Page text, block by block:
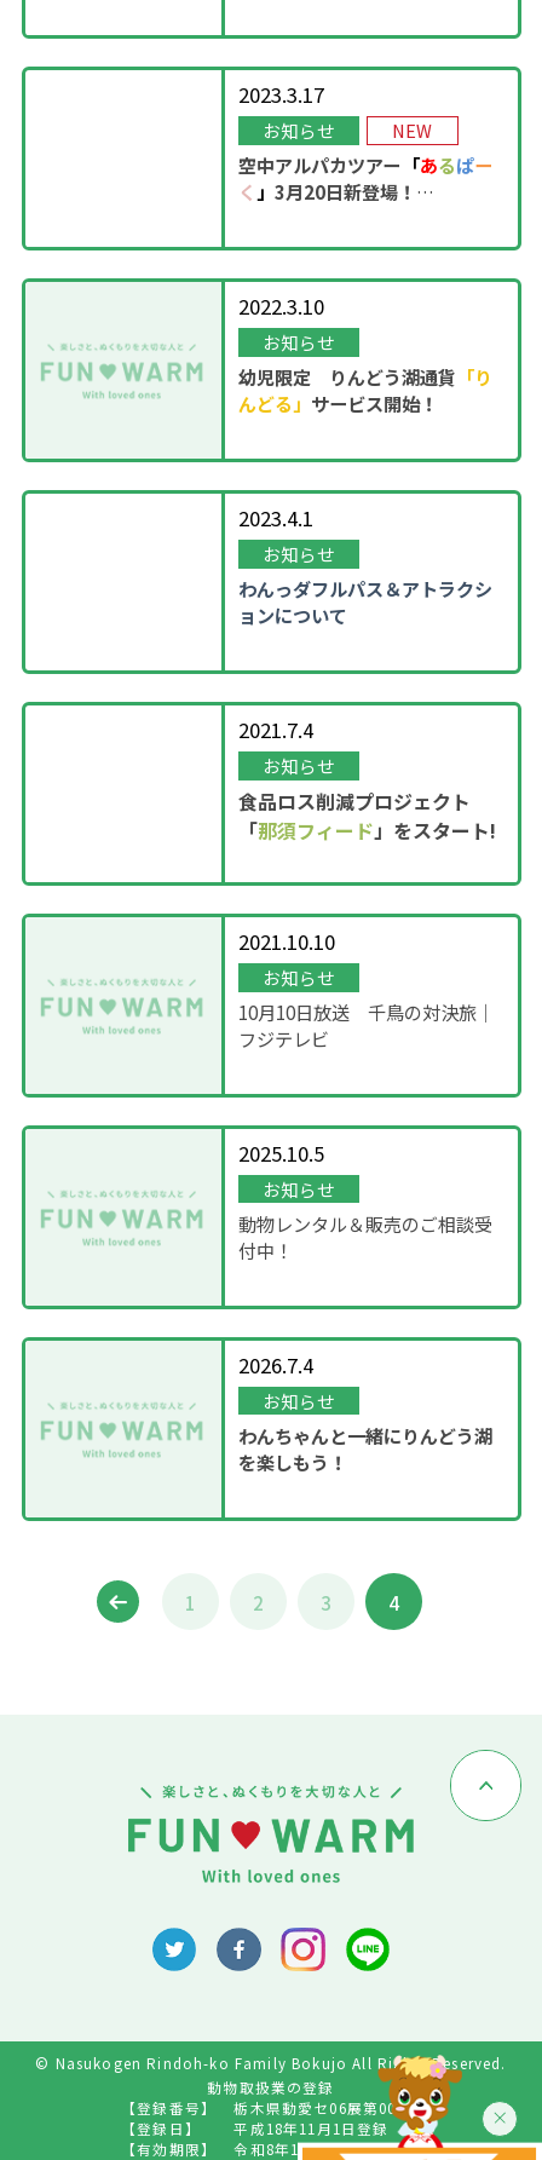
2023.3.17
お知らせ NEW
空中アルパカツアー 「あるぱー
く 」3月20日新登場！
2022.3.10
お知らせ
幼児限定 りんどう湖通貨 「り
んどる」 サービス開始！
2023.4.1
お知らせ
わんっダフルパス＆アトラクシ
ョンについて
2021.7.4
お知らせ
食品ロス削減プロジェクト
「那須フィード」をスタート!
2021.10.10
お知らせ
10月10日放送 千鳥の対決旅｜
フジテレビ
2025.10.5
お知らせ
動物レンタル＆販売のご相談受
付中！
2026.7.4
お知らせ
わんちゃんと一緒にりんどう湖
を楽しもう！
1 2 3 4
© Nasukogen Rindoh-ko Family Bokujo All Rights Reserved.
動物取扱業の登録
【登録番号】
栃木県動愛セ06展第009号
【登録日】
平成18年11月1日登録
【有効期限】
令和8年10月31日